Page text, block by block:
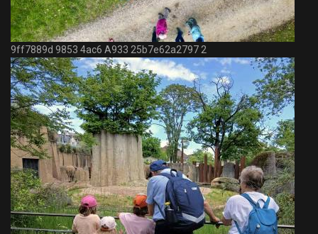
9ff7889d 9853 4ac6 A933 25b7e62a2797 2